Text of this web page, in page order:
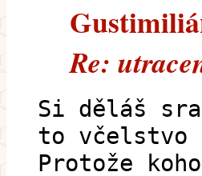
Re:
Si děláš
to včelstvo
Protože